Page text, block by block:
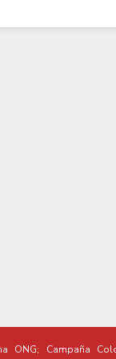
ONG; Campaña